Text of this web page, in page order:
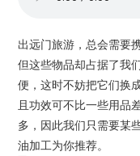
出远门旅游，总会需要
但这些物品却占据了我
便，这时不妨把它们换
且功效可不比一些用品
多，因此我们只需要某
油加工为你推荐。